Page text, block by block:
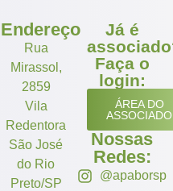
Endereço
Rua
Mirassol,
2859
Vila
Redentora
São José
do Rio
Preto/SP
Já é
Faça o
login:
ÁREA DO
ASSOCIADO
Nossas
Redes:
@apaborsp